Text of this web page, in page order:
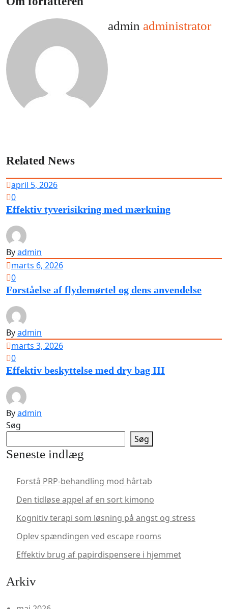
admin administrator
Related News
april 5, 2026
0
Effektiv tyverisikring med mærkning
Byadmin
marts 6, 2026
0
Forståelse af flydemørtel og dens anvendelse
Byadmin
marts 3, 2026
0
Effektiv beskyttelse med dry bag III
Byadmin
Søg
Søg
Seneste indlæg
Forstå PRP-behandling mod hårtab
Den tidløse appel af en sort kimono
Kognitiv terapi som løsning på angst og stress
Oplev spændingen ved escape rooms
Effektiv brug af papirdispensere i hjemmet
Arkiv